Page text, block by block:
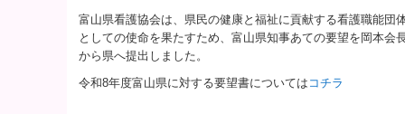
富山県看護協会は、県民の健康と福祉に貢献する看護職能団
としての使命を果たすため、富山県知事あての要望を岡本会
から県へ提出しました。
令和8年度富山県に対する要望書については コチラ